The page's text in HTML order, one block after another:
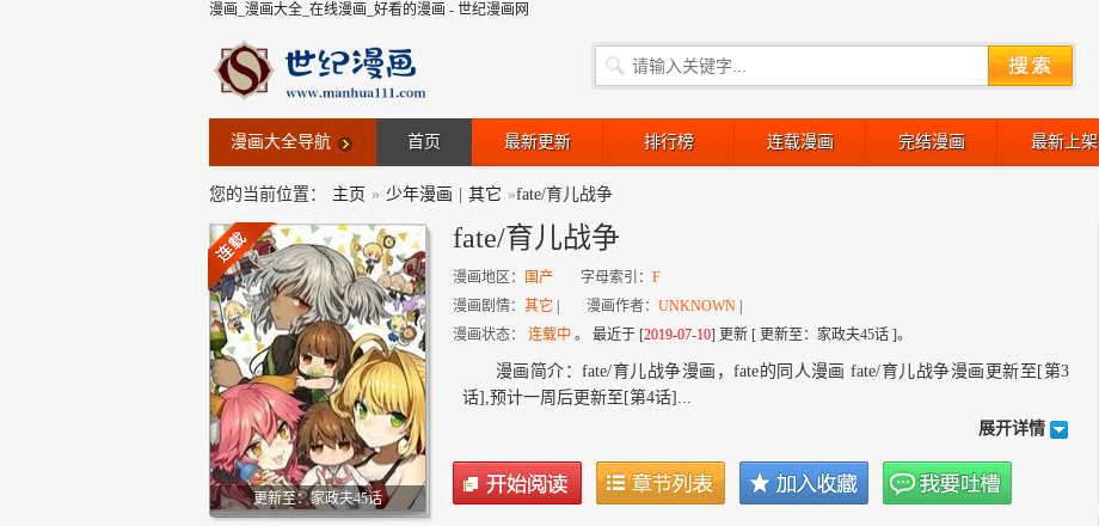
漫画_漫画大全_在线漫画_好看的漫画 - 世纪漫画网
漫画大全导航 首页 最新更新 排行榜 连载漫画 完结漫画 最新上架
您的当前位置： 主页 » 少年漫画 其它 »fate/育儿战争
更新至：家政夫45话
fate/育儿战争
漫画地区： 国产 字母索引： F
漫画剧情： 其它 漫画作者： UNKNOWN
漫画状态：
连载中 。 最近于 [2019-07-10] 更新 [ 更新至：家政夫45话 ]。
漫画简介：fate/育儿战争漫画，fate的同人漫画 fate/育儿战争漫画更新至[第3
话],预计一周后更新至[第4话]...
展开详情